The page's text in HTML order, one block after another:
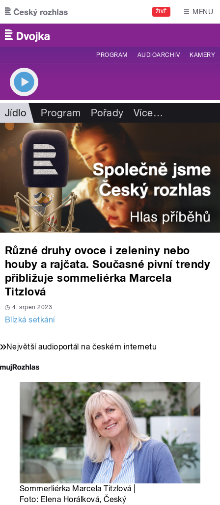
Přejít k hlavnímu obsahu
ŽIVĚ MENU
PROGRAM AUDIOARCHIV KAMERY
Jídlo Program Pořady Více…
Různé druhy ovoce i zeleniny nebo
houby a rajčata. Současné pivní trendy
přibližuje sommeliérka Marcela
Titzlová
4. srpen 2023
Blízká setkání
Největší audioportál na českém internetu
Sommerliérka Marcela Titzlová |
Foto: Elena Horálková, Český